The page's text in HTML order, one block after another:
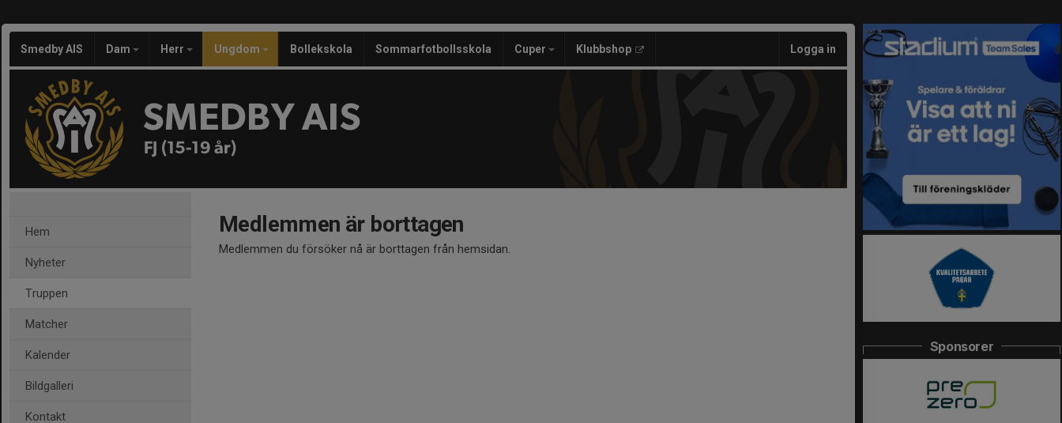
Smedby AIS Dam Herr Ungdom Bollekskola Sommarfotbollsskola Cuper Klubbshop Logga in
SMEDBY AIS
FJ (15-19 år)
Hem
Nyheter
Truppen
Matcher
Kalender
Bildgalleri
Kontakt
Medlemmen är borttagen
Medlemmen du försöker nå är borttagen från hemsidan.
Sponsorer